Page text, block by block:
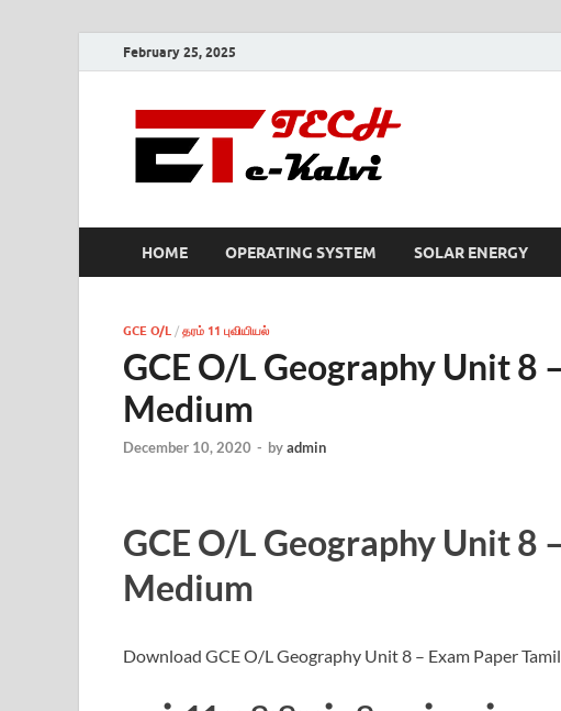
February 25, 2025
HOME OPERATING SYSTEM SOLAR ENERGY
GCE O/L / தரம் 11 புவியியல்
GCE O/L Geography Unit 8
Medium
December 10, 2020 - byadmin
GCE O/L Geography Unit 8
Medium
Download GCE O/L Geography Unit 8 – Exam Paper